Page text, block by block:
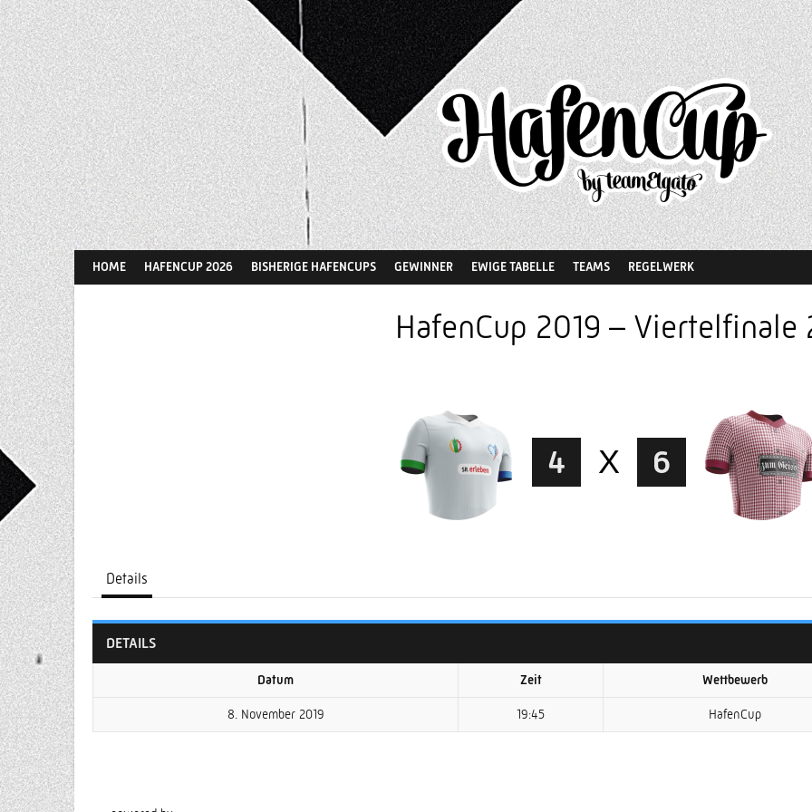
Springe
zum
Inhalt
HOME HAFENCUP 2026 BISHERIGE HAFENCUPS GEWINNER EWIGE TABELLE TEAMS REGELWERK
HafenCup 2019 – Viertelfinale
4 X 6
Details
DETAILS
Datum Zeit Wettbewerb
8. November 2019 19:45 HafenCup